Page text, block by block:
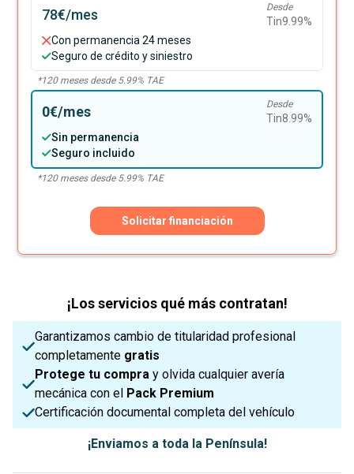
78€/mes Desde
Tin9.99%
Con permanencia 24 meses
Seguro de crédito y siniestro
*120meses desde 5.99% TAE
0€/mes Desde
Tin8.99%
Sin permanencia
Seguro incluido
*120meses desde 5.99% TAE
Solicitar financiación
¡Los servicios qué más contratan!
Garantizamos cambio de titularidad profesional
completamente gratis
Protege tu compra y olvida cualquier avería
mecánica con el Pack Premium
Certificación documental completa del vehículo
¡Enviamos a toda la Península!